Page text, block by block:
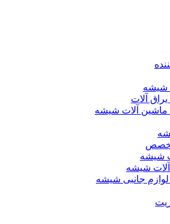
شیشه
یراق آلات
ماشین آلات شیشه
شیشه
آلات شیشه
جانبی شیشه